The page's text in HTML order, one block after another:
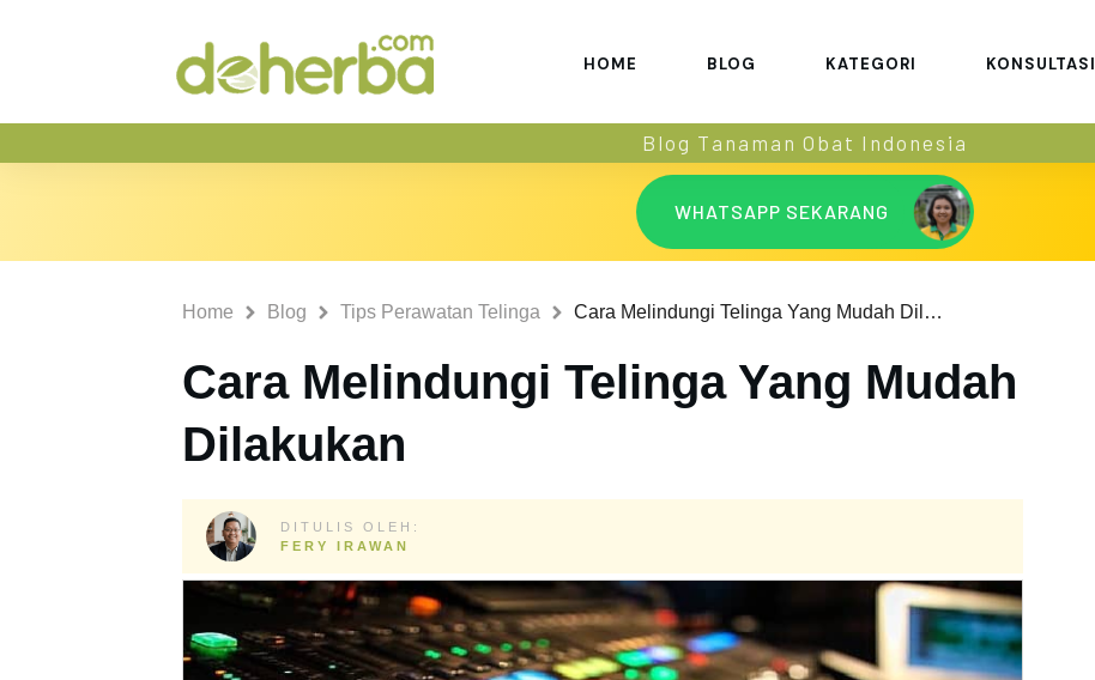
HOME BLOG KATEGORI KONSULTASI
Blog Tanaman Obat Indonesia
WHATSAPP SEKARANG
Home Blog Tips Perawatan Telinga Cara Melindungi Telinga Yang Mudah Dilakukan
Cara Melindungi Telinga Yang Mudah
Dilakukan
DITULIS OLEH:
FERY IRAWAN